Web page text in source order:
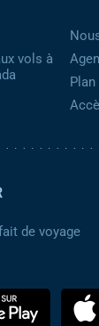
vols à
de voyage